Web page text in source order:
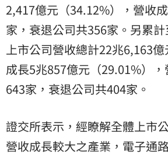
2,417億元（34.12%），營收
家，衰退公司共356家。另累
上市公司營收總計22兆6,163
成長5兆857億元（29.01%）
643家，衰退公司共404家。
證交所表示，經瞭解全體上市
營收成長較大之產業，電子通